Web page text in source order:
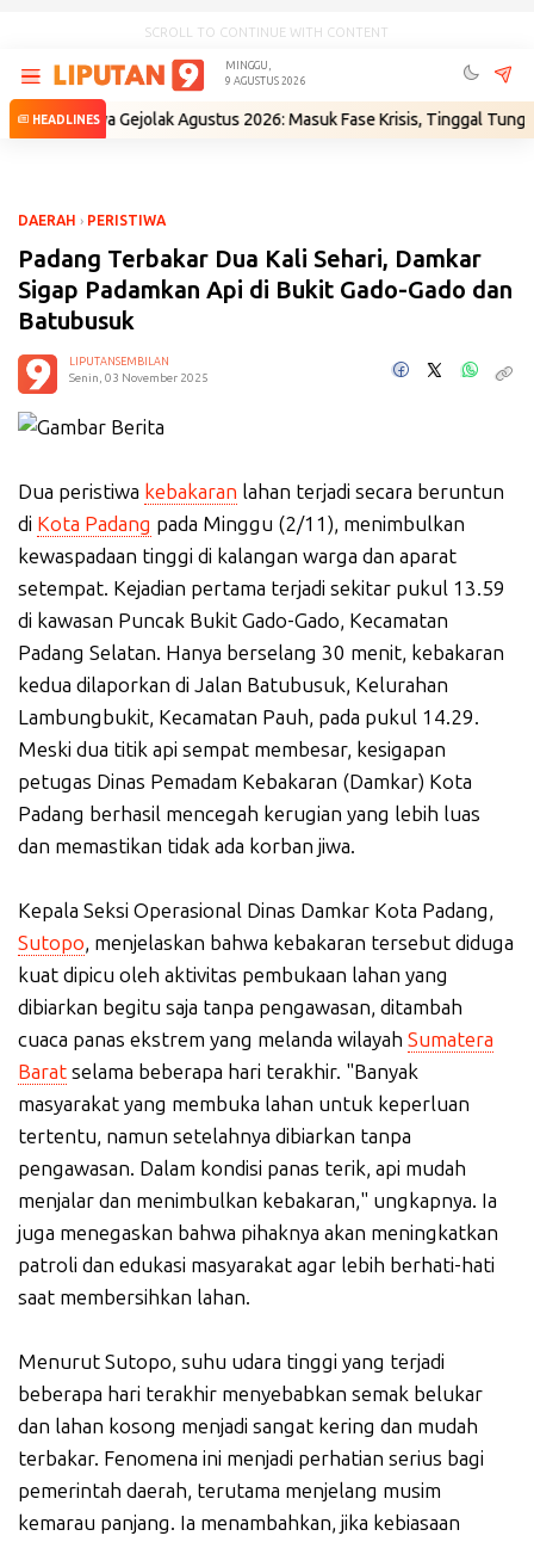
SCROLL TO CONTINUE WITH CONTENT
MINGGU,
9 AGUSTUS 2026
HEADLINES
Gejolak Agustus 2026: Masuk Fase Krisis, Tinggal Tunggu Pemicu!
DAERAH › PERISTIWA
Padang Terbakar Dua Kali Sehari, Damkar
Sigap Padamkan Api di Bukit Gado-Gado dan
Batubusuk
LIPUTANSEMBILAN
Senin, 03 November 2025
Dua peristiwa kebakaran lahan terjadi secara beruntun
di Kota Padang pada Minggu (2/11), menimbulkan
kewaspadaan tinggi di kalangan warga dan aparat
setempat. Kejadian pertama terjadi sekitar pukul 13.59
di kawasan Puncak Bukit Gado-Gado, Kecamatan
Padang Selatan. Hanya berselang 30 menit, kebakaran
kedua dilaporkan di Jalan Batubusuk, Kelurahan
Lambungbukit, Kecamatan Pauh, pada pukul 14.29.
Meski dua titik api sempat membesar, kesigapan
petugas Dinas Pemadam Kebakaran (Damkar) Kota
Padang berhasil mencegah kerugian yang lebih luas
dan memastikan tidak ada korban jiwa.
Kepala Seksi Operasional Dinas Damkar Kota Padang,
Sutopo, menjelaskan bahwa kebakaran tersebut diduga
kuat dipicu oleh aktivitas pembukaan lahan yang
dibiarkan begitu saja tanpa pengawasan, ditambah
cuaca panas ekstrem yang melanda wilayah Sumatera
Barat selama beberapa hari terakhir. "Banyak
masyarakat yang membuka lahan untuk keperluan
tertentu, namun setelahnya dibiarkan tanpa
pengawasan. Dalam kondisi panas terik, api mudah
menjalar dan menimbulkan kebakaran," ungkapnya. Ia
juga menegaskan bahwa pihaknya akan meningkatkan
patroli dan edukasi masyarakat agar lebih berhati-hati
saat membersihkan lahan.
Menurut Sutopo, suhu udara tinggi yang terjadi
beberapa hari terakhir menyebabkan semak belukar
dan lahan kosong menjadi sangat kering dan mudah
terbakar. Fenomena ini menjadi perhatian serius bagi
pemerintah daerah, terutama menjelang musim
kemarau panjang. Ia menambahkan, jika kebiasaan